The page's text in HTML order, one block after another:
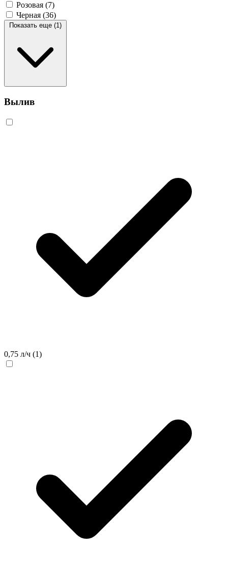
Розовая (7)
Черная (36)
Показать еще (1)
Вылив
0,75 л/ч (1)